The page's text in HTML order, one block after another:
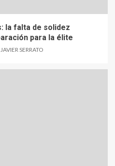
la falta de solidez
para la élite
SERRATO